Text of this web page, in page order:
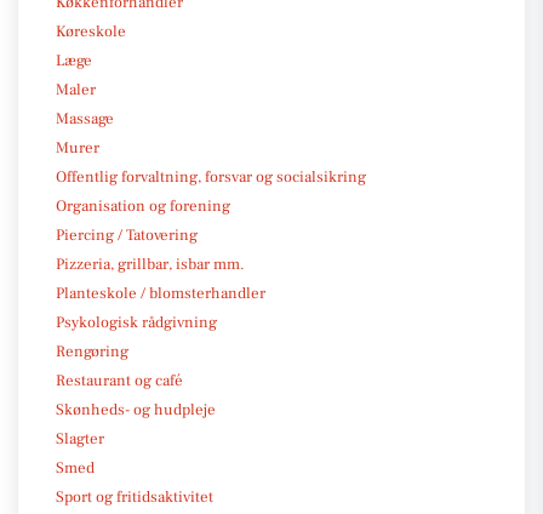
Køreskole
Læge
Maler
Massage
Murer
Offentlig forvaltning, forsvar og socialsikring
Organisation og forening
Piercing / Tatovering
Pizzeria, grillbar, isbar mm.
Planteskole / blomsterhandler
Psykologisk rådgivning
Rengøring
Restaurant og café
Skønheds- og hudpleje
Slagter
Smed
Sport og fritidsaktivitet